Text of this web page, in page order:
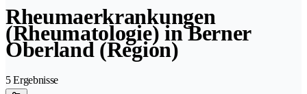
Rheumaerkrankungen
(Rheumatologie) in Berner
Oberland (Region)
5 Ergebnisse